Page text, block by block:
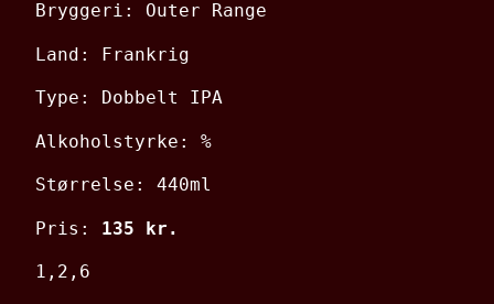
Bryggeri: Outer Range
Land: Frankrig
Type: Dobbelt IPA
Alkoholstyrke: %
Størrelse: 440ml
Pris: 135 kr.
1,2,6